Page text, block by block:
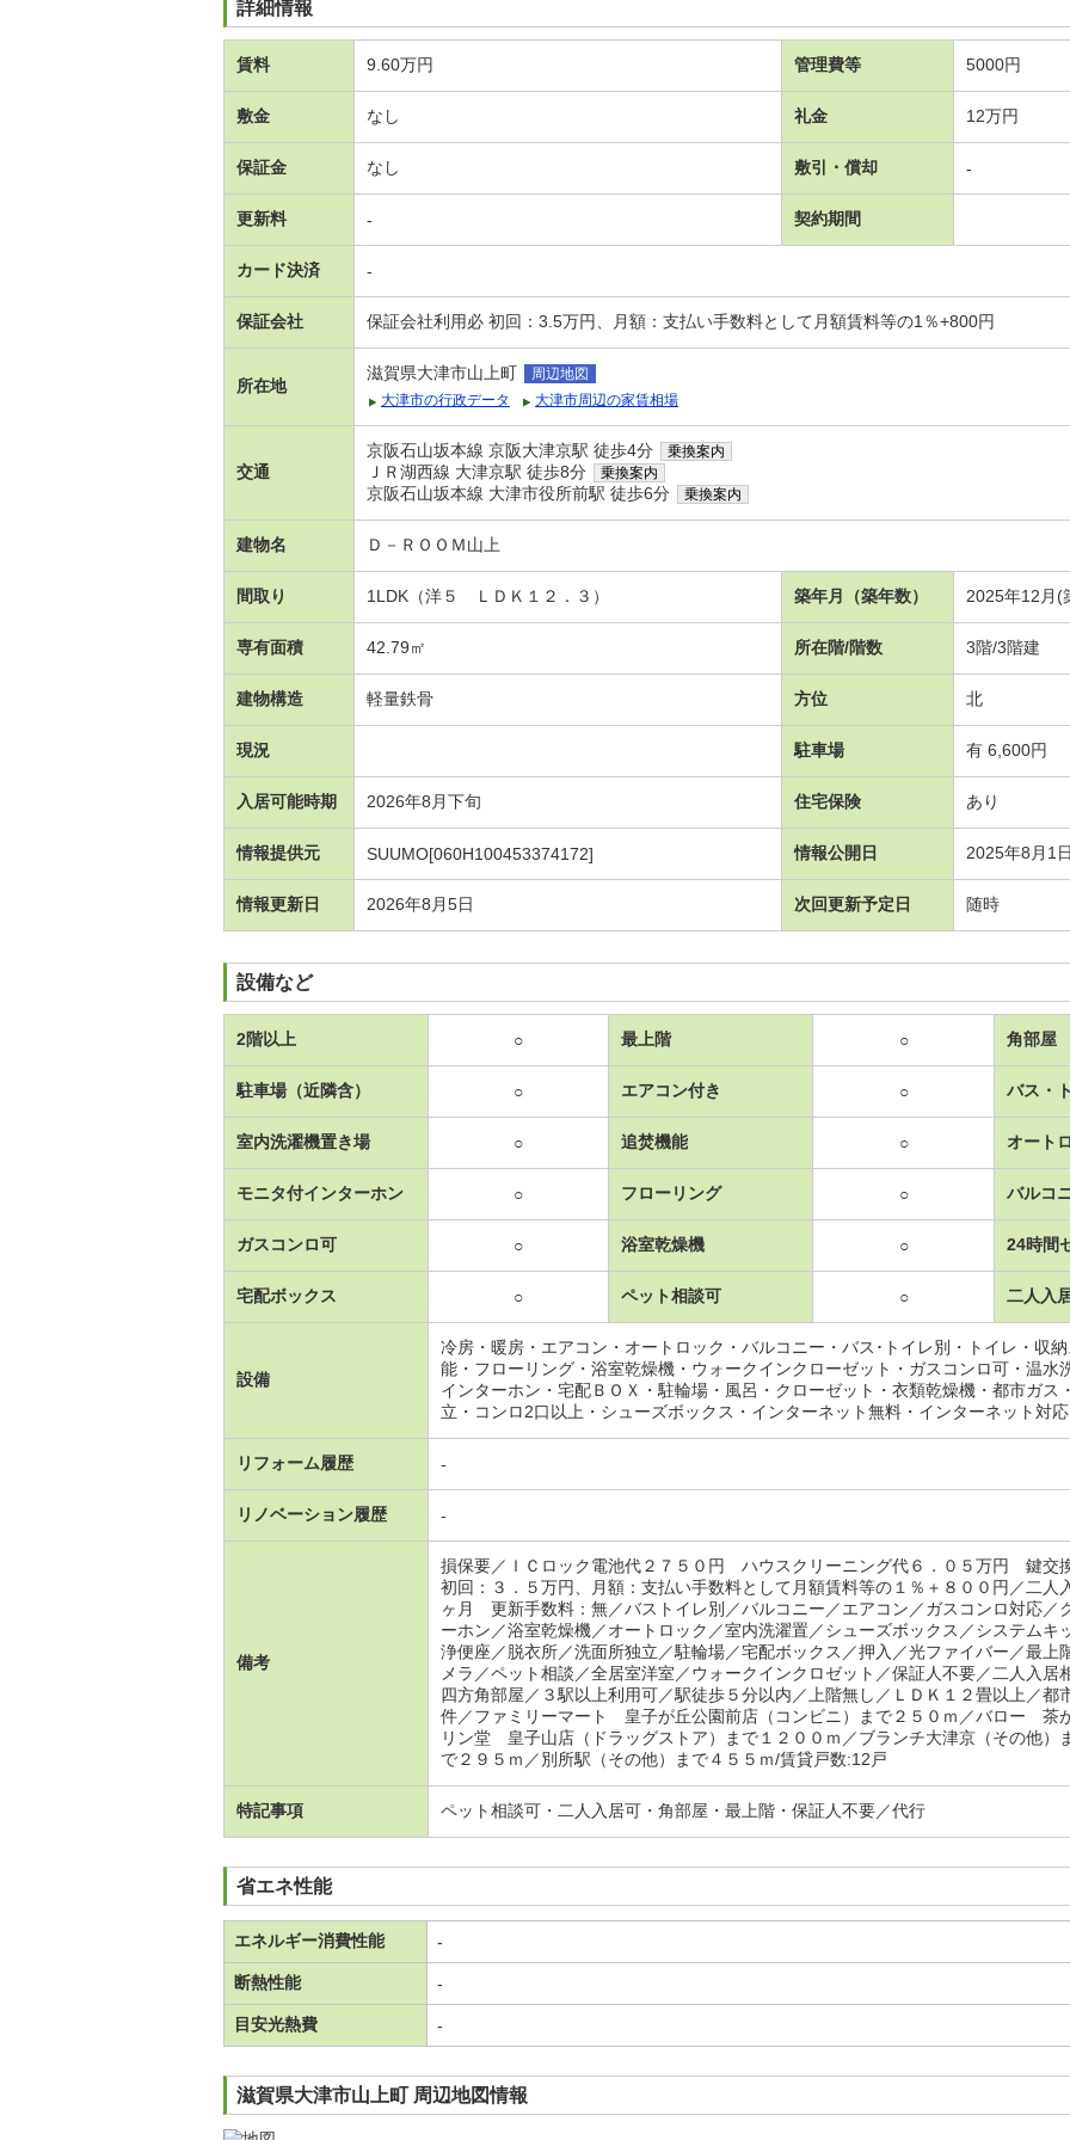
詳細情報
賃料 9.60万円 管理費等 5000円
敷金 なし 礼金 12万円
保証金 なし 敷引・償却 -
更新料 - 契約期間
カード決済 -
保証会社 保証会社利用必 初回：3.5万円、月額：支払い手数料として月額賃料等の1％+800円
所在地
滋賀県大津市山上町
周辺地図
大津市の行政データ
大津市周辺の家賃相場
交通
京阪石山坂本線 京阪大津京駅 徒歩4分 乗換案内
ＪＲ湖西線 大津京駅 徒歩8分 乗換案内
京阪石山坂本線 大津市役所前駅 徒歩6分 乗換案内
建物名 Ｄ－ＲＯＯＭ山上
間取り 1LDK（洋５ ＬＤＫ１２．３） 築年月（築年数） 2025年12月(
専有面積 42.79㎡ 所在階/階数 3階/3階建
建物構造 軽量鉄骨 方位 北
現況 駐車場 有 6,600円
入居可能時期 2026年8月下旬 住宅保険 あり
情報提供元 SUUMO[060H100453374172] 情報公開日 2025年8月1日
情報更新日 2026年8月5日 次回更新予定日 随時
設備など
2階以上 ○ 最上階 ○ 角部屋
駐車場（近隣含） ○ エアコン付き ○ バス・
室内洗濯機置き場 ○ 追焚機能 ○ オート
モニタ付インターホン ○ フローリング ○ バルコ
ガスコンロ可 ○ 浴室乾燥機 ○ 24時間
宅配ボックス ○ ペット相談可 ○ 二人入
設備
冷房・暖房・エアコン・オートロック・バルコニー・バス･トイレ別・トイレ・収
能・フローリング・浴室乾燥機・ウォークインクローゼット・ガスコンロ可・温水
インターホン・宅配ＢＯＸ・駐輪場・風呂・クローゼット・衣類乾燥機・都市ガス
立・コンロ2口以上・シューズボックス・インターネット無料・インターネット対
リフォーム履歴 -
リノベーション履歴 -
備考
損保要／ＩＣロック電池代２７５０円 ハウスクリーニング代６．０５万円 鍵交
初回：３．５万円、月額：支払い手数料として月額賃料等の１％＋８００円／二人
ヶ月 更新手数料：無／バストイレ別／バルコニー／エアコン／ガスコンロ対応／
ーホン／浴室乾燥機／オートロック／室内洗濯置／シューズボックス／システムキ
浄便座／脱衣所／洗面所独立／駐輪場／宅配ボックス／押入／光ファイバー／最上
メラ／ペット相談／全居室洋室／ウォークインクロゼット／保証人不要／二人入居
四方角部屋／３駅以上利用可／駅徒歩５分以内／上階無し／ＬＤＫ１２畳以上／
件／ファミリーマート 皇子が丘公園前店（コンビニ）まで２５０ｍ／バロー 茶
リン堂 皇子山店（ドラッグストア）まで１２００ｍ／ブランチ大津京（その他）
で２９５ｍ／別所駅（その他）まで４５５ｍ/賃貸戸数:12戸
特記事項 ペット相談可・二人入居可・角部屋・最上階・保証人不要／代行
省エネ性能
エネルギー消費性能 -
断熱性能 -
目安光熱費 -
滋賀県大津市山上町 周辺地図情報